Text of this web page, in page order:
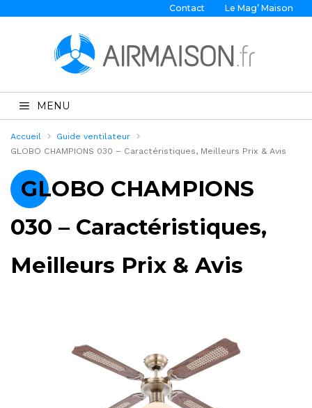
Contact Le Mag’ Maison
MENU
Accueil
Guide ventilateur
GLOBO CHAMPIONS 030 – Caractéristiques, Meilleurs Prix & Avis
GLOBO CHAMPIONS
030 – Caractéristiques,
Meilleurs Prix & Avis